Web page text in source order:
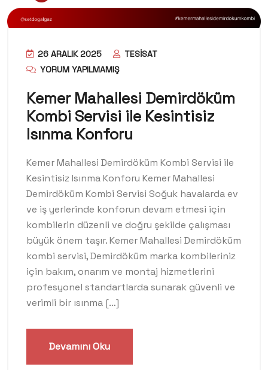
26 ARALIK 2025
TESISAT
YORUM YAPILMAMIŞ
Kemer Mahallesi Demirdöküm
Kombi Servisi ile Kesintisiz
Isınma Konforu
Kemer Mahallesi Demirdöküm Kombi Servisi ile
Kesintisiz Isınma Konforu Kemer Mahallesi
Demirdöküm Kombi Servisi Soğuk havalarda ev
ve iş yerlerinde konforun devam etmesi için
kombilerin düzenli ve doğru şekilde çalışması
büyük önem taşır. Kemer Mahallesi Demirdöküm
kombi servisi, Demirdöküm marka kombileriniz
için bakım, onarım ve montaj hizmetlerini
profesyonel standartlarda sunarak güvenli ve
verimli bir ısınma […]
Devamını Oku